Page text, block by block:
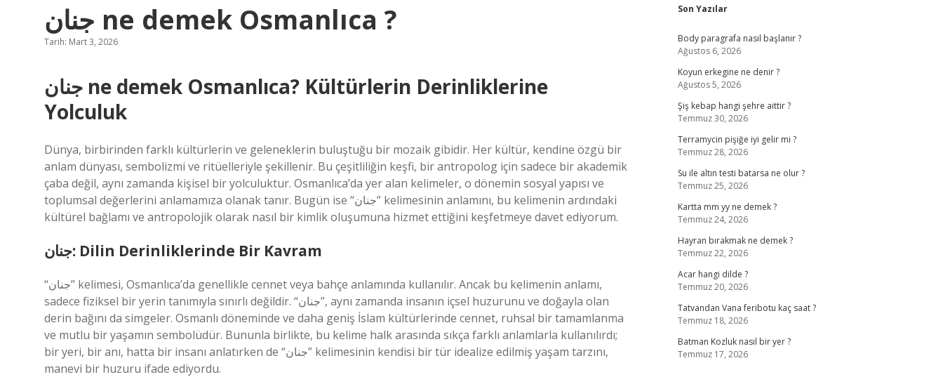
جنان ne demek Osmanlıca ?
Tarih: Mart 3, 2026
جنان ne demek Osmanlıca? Kültürlerin Derinliklerine
Yolculuk
Dünya, birbirinden farklı kültürlerin ve geleneklerin buluştuğu bir mozaik gibidir. Her kültür, kendine özgü bir
anlam dünyası, sembolizmi ve ritüelleriyle şekillenir. Bu çeşitliliğin keşfi, bir antropolog için sadece bir akademik
çaba değil, aynı zamanda kişisel bir yolculuktur. Osmanlıca’da yer alan kelimeler, o dönemin sosyal yapısı ve
toplumsal değerlerini anlamamıza olanak tanır. Bugün ise “جنان” kelimesinin anlamını, bu kelimenin ardındaki
kültürel bağlamı ve antropolojik olarak nasıl bir kimlik oluşumuna hizmet ettiğini keşfetmeye davet ediyorum.
جنان: Dilin Derinliklerinde Bir Kavram
“جنان” kelimesi, Osmanlıca’da genellikle cennet veya bahçe anlamında kullanılır. Ancak bu kelimenin anlamı,
sadece fiziksel bir yerin tanımıyla sınırlı değildir. “جنان”, aynı zamanda insanın içsel huzurunu ve doğayla olan
derin bağını da simgeler. Osmanlı döneminde ve daha geniş İslam kültürlerinde cennet, ruhsal bir tamamlanma
ve mutlu bir yaşamın sembolüdür. Bununla birlikte, bu kelime halk arasında sıkça farklı anlamlarla kullanılırdı;
bir yeri, bir anı, hatta bir insanı anlatırken de “جنان” kelimesinin kendisi bir tür idealize edilmiş yaşam tarzını,
manevi bir huzuru ifade ediyordu.
Sidebar
Son Yazılar
Body paragrafa nasıl başlanır ?
Ağustos 6, 2026
Koyun erkegine ne denir ?
Ağustos 5, 2026
Şiş kebap hangi şehre aittir ?
Temmuz 30, 2026
Terramycin pişiğe iyi gelir mi ?
Temmuz 28, 2026
Su ile altın testi batarsa ne olur ?
Temmuz 25, 2026
Kartta mm yy ne demek ?
Temmuz 24, 2026
Hayran bırakmak ne demek ?
Temmuz 22, 2026
Acar hangi dilde ?
Temmuz 20, 2026
Tatvandan Vana feribotu kaç saat ?
Temmuz 18, 2026
Batman Kozluk nasıl bir yer ?
Temmuz 17, 2026